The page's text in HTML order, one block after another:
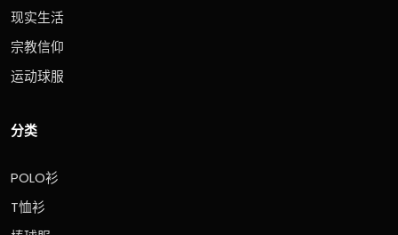
现实生活
宗教信仰
运动球服
分类
POLO衫
T恤衫